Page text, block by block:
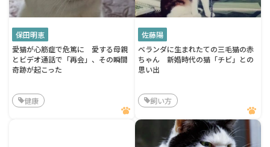
保田明恵
愛猫が心筋症で危篤に 愛する母親
とビデオ通話で「再会」、その瞬間
奇跡が起こった
健康
佐藤陽
ベランダに生まれたての三毛猫の赤
ちゃん 新婚時代の猫「チビ」との
思い出
飼い方